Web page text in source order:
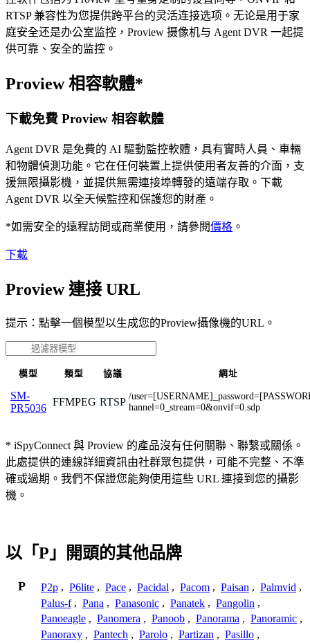
RTSP 兼容性为您提供跨平台的灵活连接选项。无论是用于家
庭安全还是办公室监控，Proview 摄像机与 Agent DVR 一起提
供可靠、安全的监控。
Proview 相容軟體*
下載免費 Proview 相容軟體
Agent DVR 是免費的 AI 驅動監控軟體，具有實時人員、車輛
和物體偵測功能。它在任何裝置上提供使用者友善的介面，支
援無限攝影機，並提供無需連接埠轉發的遠端存取。下載
Agent DVR 以全天候監控和保護您的財產。
*如需安全的遠程訪問或商業使用，請參閱價格 。
下載
Proview 連接 URL
提示：點擊一個模型以生成您的Proview攝像機的URL。
模型 類型 協議 網址
SM-
PR5036
FFMPEG RTSP /
hannel=0_stream=0&onvif=0.sdp
* iSpyConnect 與 Proview 的產品沒有任何關聯、聯繫或關係。
此處提供的連線詳細資訊由社群眾包提供，可能不完整、不準
確或過期。我們不保證您能夠使用這些 URL 連接到您的攝影
機。
以「P」開頭的其他品牌
P P2p , P6lite , Pace , Pacidal , Pacom , Paisan , Palmvid ,
Palus-f , Pana , Panasonic , Panatek , Pangolin ,
Panoeagle , Panomera , Panoob , Panorama , Panoramic ,
Panoraxy , Pantech , Parolo , Partizan , Pasillo ,